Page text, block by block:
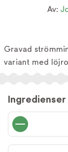
Av:
Gravad
variant med
Ingredienser